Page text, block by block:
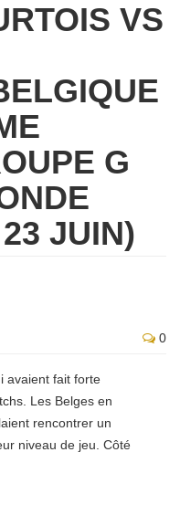
VS
G
JUIN)
0
avaient fait forte
Les Belges en
rencontrer un
niveau de jeu. Côté